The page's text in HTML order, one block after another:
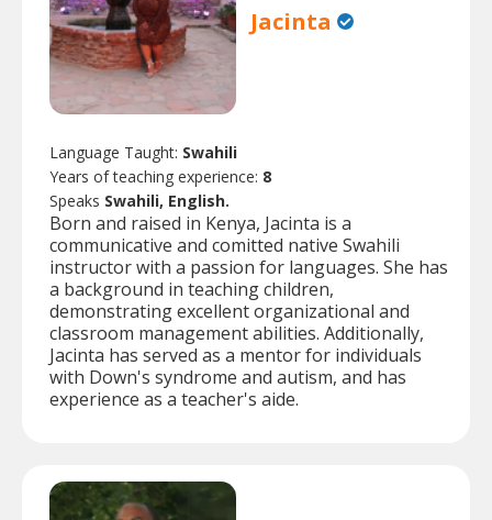
Jacinta
Language Taught: Swahili
Years of teaching experience: 8
Speaks Swahili, English.
Born and raised in Kenya, Jacinta is a
communicative and comitted native Swahili
instructor with a passion for languages. She has
a background in teaching children,
demonstrating excellent organizational and
classroom management abilities. Additionally,
Jacinta has served as a mentor for individuals
with Down's syndrome and autism, and has
experience as a teacher's aide.